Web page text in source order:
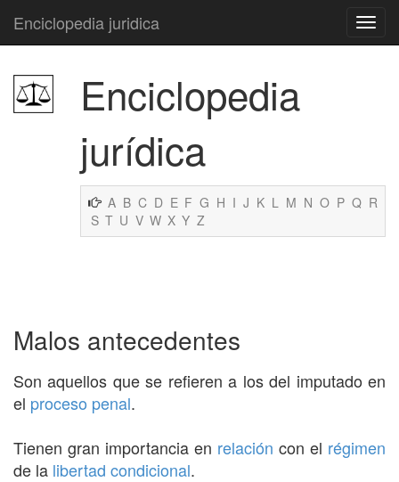
Enciclopedia juridica
Enciclopedia
jurídica
A B C D E F G H I J K L M N O P Q R
S T U V W X Y Z
Malos antecedentes
Son aquellos que se refieren a los del imputado en
el proceso penal.
Tienen gran importancia en relación con el régimen
de la libertad condicional.